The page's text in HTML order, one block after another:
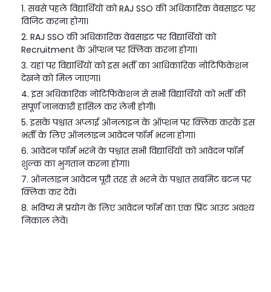
सबसे पहले विद्यार्थियों को RAJ SSO की अधिकारिक वेबसाइट पर
विजिट करना होगा।
RAJ SSO की अधिकारिक वेबसाइट पर विद्यार्थियों को
Recruitment के ऑप्शन पर क्लिक करना होगा।
यहां पर विद्यार्थियों को इस भर्ती का आधिकारिक नोटिफिकेशन
देखने को मिल जाएगा।
इस अधिकारिक नोटिफिकेशन से सभी विद्यार्थियों को भर्ती की
संपूर्ण जानकारी हासिल कर लेनी होगी।
इसके पश्चात अप्लाई ऑनलाइन के ऑप्शन पर क्लिक करके इस
भर्ती के लिए ऑनलाइन आवेदन फॉर्म भरना होगा।
आवेदन फॉर्म भरने के पश्चात सभी विद्यार्थियों को आवेदन फॉर्म
शुल्क का भुगतान करना होगा।
ऑनलाइन आवेदन पूरी तरह से भरने के पश्चात सबमिट बटन पर
क्लिक कर देवें।
भविष्य में प्रयोग के लिए आवेदन फॉर्म का एक प्रिंट आउट अवश्य
निकाल लेवें।